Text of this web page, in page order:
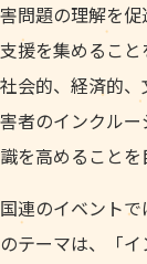
害問題の理解を
支援を集めること
社会的、経済的
害者のインクル
識を高めることを
国連のイベント
のテーマは、「